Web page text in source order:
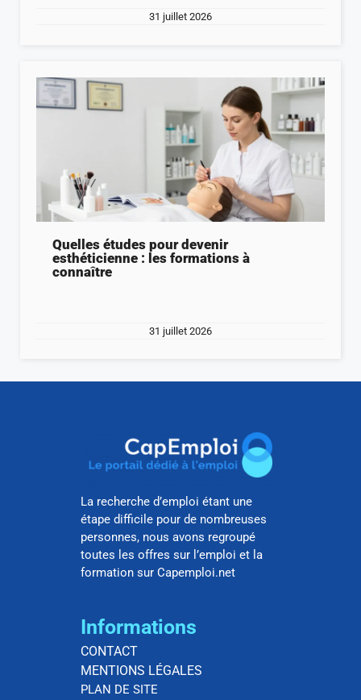
31 juillet 2026
Quelles études pour devenir
esthéticienne : les formations à
connaître
31 juillet 2026
La recherche d’emploi étant une
étape difficile pour de nombreuses
personnes, nous avons regroupé
toutes les offres sur l’emploi et la
formation sur Capemploi.net
Informations
CONTACT
MENTIONS LÉGALES
PLAN DE SITE